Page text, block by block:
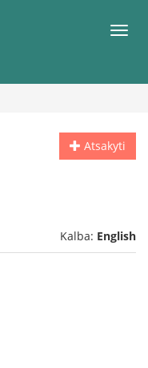
Atsakyti
Kalba: English